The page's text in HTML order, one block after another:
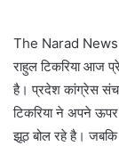
The Narad News
राहुल टिकरिया आज
है। प्रदेश कांग्रेस
टिकरिया ने अपने ऊपर
झूठ बोल रहे है। जबकि